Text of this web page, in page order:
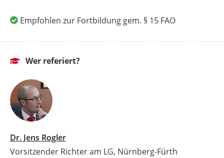
Empfohlen zur Fortbildung gem. § 15 FAO
Wer referiert?
Dr. Jens Rogler
Vorsitzender Richter am LG, Nürnberg-Fürth